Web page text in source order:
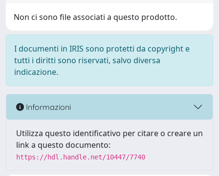
Non ci sono file associati a questo prodotto.
I documenti in IRIS sono protetti da copyright e
tutti i diritti sono riservati, salvo diversa
indicazione.
Informazioni
Utilizza questo identificativo per citare o creare un
link a questo documento:
https://hdl.handle.net/10447/7740